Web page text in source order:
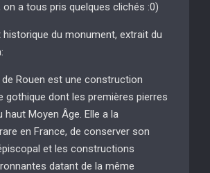
on a tous pris quelques clichés :0)
du monument, extrait du
de Rouen est une construction
gothique dont les premières pierres
haut Moyen Âge. Elle a la
en France, de conserver son
et les constructions
datant de la même